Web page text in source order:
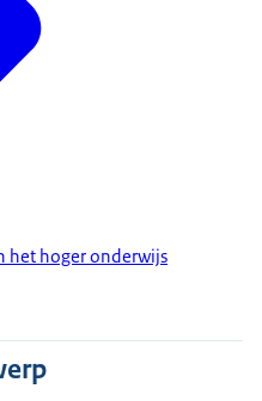
het hoger onderwijs